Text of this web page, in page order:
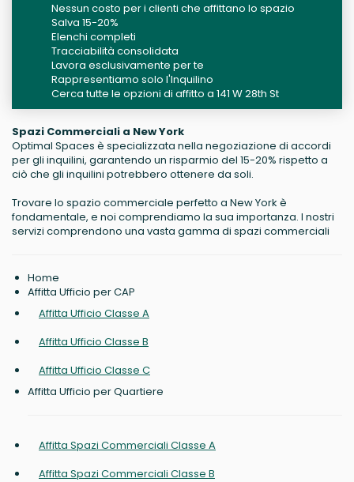
Nessun costo per i clienti che affittano lo spazio
Salva 15-20%
Elenchi completi
Tracciabilità consolidata
Lavora esclusivamente per te
Rappresentiamo solo l'Inquilino
Cerca tutte le opzioni di affitto a 141 W 28th St
Spazi Commerciali a New York
Optimal Spaces è specializzata nella negoziazione di accordi
per gli inquilini, garantendo un risparmio del 15-20% rispetto a
ciò che gli inquilini potrebbero ottenere da soli.
Trovare lo spazio commerciale perfetto a New York è
fondamentale, e noi comprendiamo la sua importanza. I nostri
servizi comprendono una vasta gamma di spazi commerciali
Home
Affitta Ufficio per CAP
Affitta Ufficio Classe A
Affitta Ufficio Classe B
Affitta Ufficio Classe C
Affitta Ufficio per Quartiere
Affitta Spazi Commerciali Classe A
Affitta Spazi Commerciali Classe B